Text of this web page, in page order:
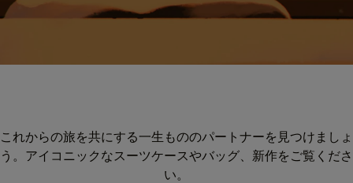
これからの旅を共にする一生もののパートナーを見つけましょ
う。アイコニックなスーツケースやバッグ、新作をご覧くださ
い。